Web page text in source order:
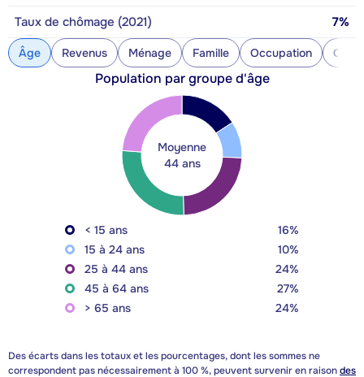
Taux de chômage (2021) 7%
Âge Revenus Ménage Famille Occupation
Population par groupe d'âge
Moyenne
44 ans
< 15 ans
16%
15 à 24 ans
10%
25 à 44 ans
24%
45 à 64 ans
27%
> 65 ans
24%
Des écarts dans les totaux et les pourcentages, dont les sommes ne
correspondent pas nécessairement à 100 %, peuvent survenir en raisondes